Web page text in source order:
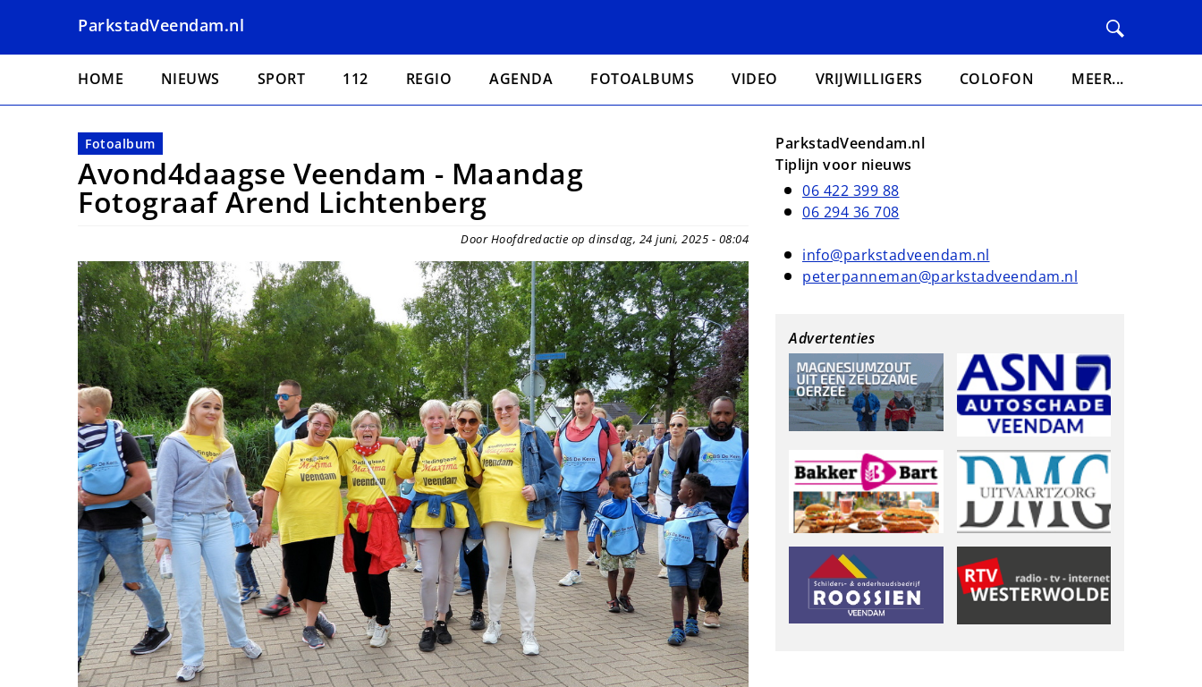
naar
ParkstadVeendam.nl
Hoofdnavigatie
HOME NIEUWS SPORT 112 REGIO AGENDA FOTOALBUMS VIDEO VRIJWILLIGERS COLOFON MEER...
Fotoalbum
Avond4daagse Veendam - Maandag
Fotograaf Arend Lichtenberg
Door Hoofdredactie op dinsdag, 24 juni, 2025 - 08:04
ParkstadVeendam.nl
Tiplijn voor nieuws
06 422 399 88
06 294 36 708
info@parkstadveendam.nl
peterpanneman@parkstadveendam.nl
Advertenties